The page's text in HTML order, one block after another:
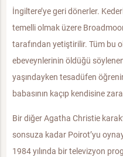
İngiltere’ye geri dönerler.
temelli olmak üzere
tarafından yetiştirilir. Tüm bu
ebeveynlerinin öldüğü
yaşındayken tesadüfen
babasının kaçıp kendisine
Bir diğer Agatha Christie
sonsuza kadar Poirot’yu
1984 yılında bir televizyon